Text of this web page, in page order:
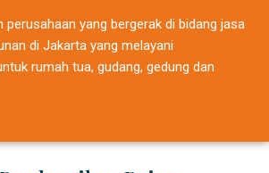
perusahaan yang bergerak di bidang jasa
di Jakarta yang melayani
rumah tua, gudang, gedung dan